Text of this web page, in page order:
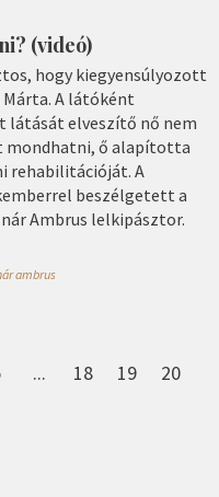
(videó)
hogy kiegyensúlyozott
A látóként
látását elveszítő nő nem
mondhatni, ő alapította
rehabilitációját. A
beszélgetett a
Ambrus lelkipásztor.
ambrus
... 18 19
20